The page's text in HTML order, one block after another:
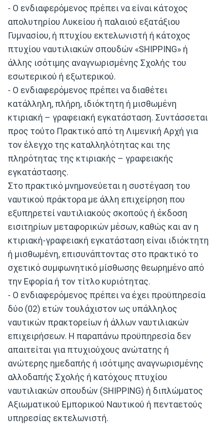
- Ο ενδιαφερόμενος πρέπει να είναι κάτοχος
απολυτηρίου Λυκείου ή παλαιού εξατάξιου
Γυμνασίου, ή πτυχίου εκτελωνιστή ή κάτοχος
πτυχίου ναυτιλιακών σπουδών «SHIPPING» ή
άλλης ισότιμης αναγνωρισμένης Σχολής του
εσωτερικού ή εξωτερικού.
- Ο ενδιαφερόμενος πρέπει να διαθέτει
κατάλληλη, πλήρη, ιδιόκτητη ή μισθωμένη
κτιριακή – γραφειακή εγκατάσταση. Συντάσσεται
προς τούτο Πρακτικό από τη Λιμενική Αρχή για
τον έλεγχο της καταλληλότητας και της
πληρότητας της κτιριακής – γραφειακής
εγκατάστασης.
Στο πρακτικό μνημονεύεται η συστέγαση του
ναυτικού πράκτορα με άλλη επιχείρηση που
εξυπηρετεί ναυτιλιακούς σκοπούς ή έκδοση
εισιτηρίων μεταφορικών μέσων, καθώς και αν η
κτιριακή-γραφειακή εγκατάσταση είναι ιδιόκτητη
ή μισθωμένη, επισυνάπτοντας στο πρακτικό το
σχετικό συμφωνητικό μίσθωσης θεωρημένο από
την Εφορία ή τον τίτλο κυριότητας.
- Ο ενδιαφερόμενος πρέπει να έχει προϋπηρεσία
δύο (02) ετών τουλάχιστον ως υπάλληλος
ναυτικών πρακτορείων ή άλλων ναυτιλιακών
επιχειρήσεων. Η παραπάνω προϋπηρεσία δεν
απαιτείται για πτυχιούχους ανώτατης ή
ανώτερης ημεδαπής ή ισότιμης αναγνωρισμένης
αλλοδαπής Σχολής ή κατόχους πτυχίου
ναυτιλιακών σπουδών (SHIPPING) ή διπλώματος
Αξιωματικού Εμπορικού Ναυτικού ή πενταετούς
υπηρεσίας εκτελωνιστή.